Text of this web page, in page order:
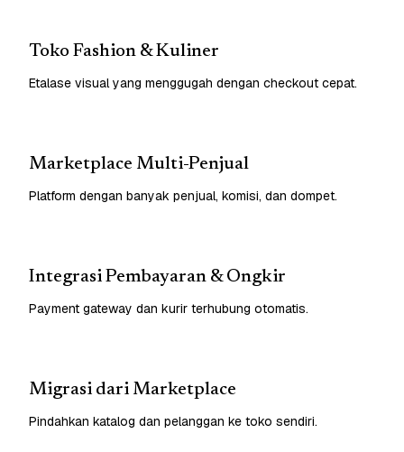
Toko Fashion & Kuliner
Etalase visual yang menggugah dengan checkout cepat.
Marketplace Multi-Penjual
Platform dengan banyak penjual, komisi, dan dompet.
Integrasi Pembayaran & Ongkir
Payment gateway dan kurir terhubung otomatis.
Migrasi dari Marketplace
Pindahkan katalog dan pelanggan ke toko sendiri.